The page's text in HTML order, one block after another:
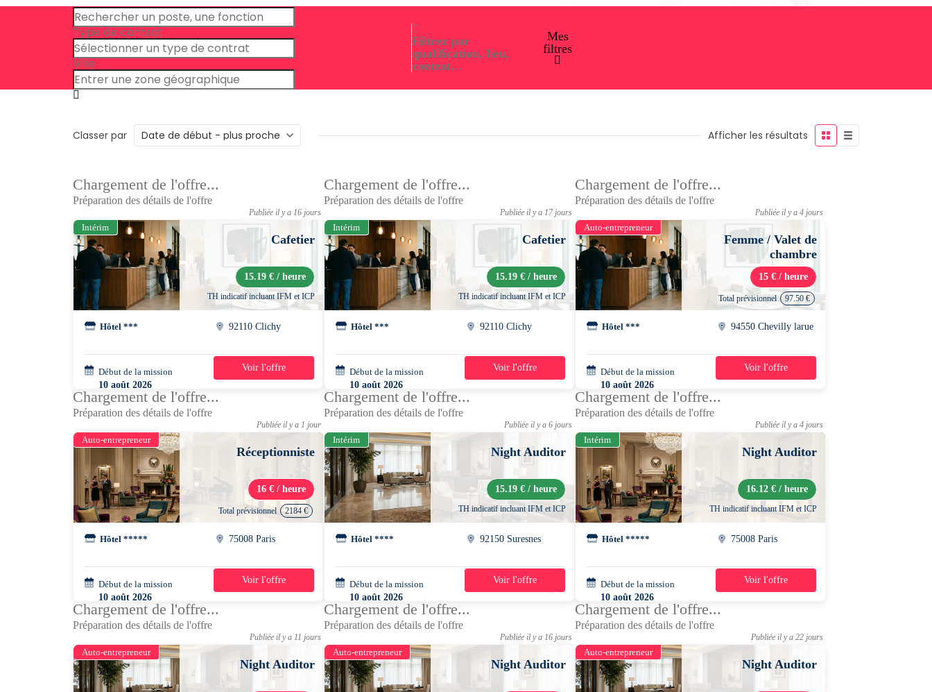
Type de contrat
Ville
Filtrez par
qualification, lieu,
contrat...
Mes
filtres
Classer par Afficher les résultats
Chargement de l'offre...
Préparation des détails de l'offre
Publiée il y a 16 jours
Intérim
Cafetier
15.19 € / heure
TH indicatif incluant IFM et ICP
Hôtel *** 92110 Clichy
Début de la mission
10 août 2026
07h00 - 15h30
1 jour
Voir l'offre
Chargement de l'offre...
Préparation des détails de l'offre
Publiée il y a 17 jours
Intérim
Cafetier
15.19 € / heure
TH indicatif incluant IFM et ICP
Hôtel *** 92110 Clichy
Début de la mission
10 août 2026
07h00 - 15h30
1 jour
Voir l'offre
Chargement de l'offre...
Préparation des détails de l'offre
Publiée il y a 4 jours
Auto-entrepreneur
Femme / Valet de
chambre
15 € / heure
Total prévisionnel 97.50 €
Hôtel *** 94550 Chevilly larue
Début de la mission
10 août 2026
09h00 - 16h00
1 jour
Voir l'offre
Chargement de l'offre...
Préparation des détails de l'offre
Publiée il y a 1 jour
Auto-entrepreneur
Réceptionniste
16 € / heure
Total prévisionnel 2184 €
Hôtel ***** 75008 Paris
Début de la mission
10 août 2026
14h00 - 22h00
1 mois
Voir l'offre
Chargement de l'offre...
Préparation des détails de l'offre
Publiée il y a 6 jours
Intérim
Night Auditor
15.19 € / heure
TH indicatif incluant IFM et ICP
Hôtel **** 92150 Suresnes
Début de la mission
10 août 2026
19h00 - 07h00
1 semaine
Voir l'offre
Chargement de l'offre...
Préparation des détails de l'offre
Publiée il y a 4 jours
Intérim
Night Auditor
16.12 € / heure
TH indicatif incluant IFM et ICP
Hôtel ***** 75008 Paris
Début de la mission
10 août 2026
21h00 - 07h00
1 jour
Voir l'offre
Chargement de l'offre...
Préparation des détails de l'offre
Publiée il y a 11 jours
Auto-entrepreneur
Night Auditor
Chargement de l'offre...
Préparation des détails de l'offre
Publiée il y a 16 jours
Auto-entrepreneur
Night Auditor
Chargement de l'offre...
Préparation des détails de l'offre
Publiée il y a 22 jours
Auto-entrepreneur
Night Auditor